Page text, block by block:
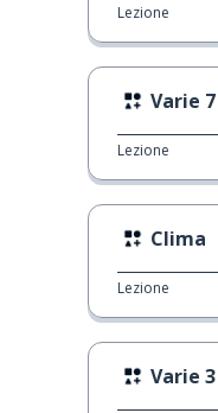
Lezione
Varie 7
Lezione
Clima
Lezione
Varie 3